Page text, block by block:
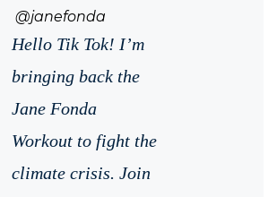
@janefonda
Hello Tik Tok! I’m
bringing back the
Jane Fonda
Workout to fight the
climate crisis. Join